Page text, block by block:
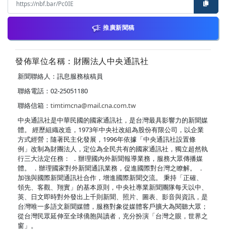
推廣新聞稿
發佈單位名稱：財團法人中央通訊社
新聞聯絡人：訊息服務核稿員
聯絡電話：02-25051180
聯絡信箱： timtimcna@mail.cna.com.tw
中央通訊社是中華民國的國家通訊社，是台灣最具影響力的新聞媒
體。 經歷組織改造，1973年中央社改組為股份有限公司，以企業
方式經營；隨著民主化發展，1996年依據「中央通訊社設置條
例」改制為財團法人，定位為全民共有的國家通訊社，獨立超然執
行三大法定任務： ．辦理國內外新聞報導業務，服務大眾傳播媒
體。 ．辦理國家對外新聞通訊業務，促進國際對台灣之瞭解。 ．
加強與國際新聞通訊社合作，增進國際新聞交流。 秉持「正確、
領先、客觀、翔實」的基本原則，中央社專業新聞團隊每天以中、
英、日文即時對外發出上千則新聞、照片、圖表、影音與資訊，是
台灣唯一多語文新聞媒體，服務對象從媒體客戶擴大為閱聽大眾；
從台灣民眾延伸至全球僑胞與讀者，充分扮演「台灣之眼，世界之
窗」。